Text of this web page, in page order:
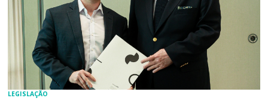
LEGISLAÇÃO